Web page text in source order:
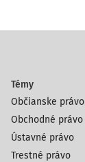
Témy
Občianske právo
Obchodné právo
Ústavné právo
Trestné právo